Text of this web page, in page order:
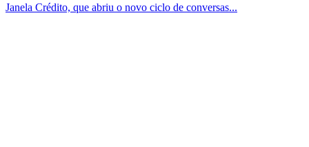
Janela Crédito, que abriu o novo ciclo de conversas...